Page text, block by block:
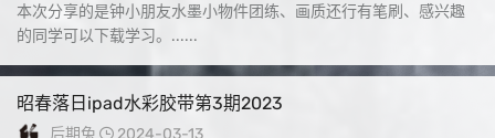
本次分享的是钟小朋友水墨小物件团练、画质还行有笔刷、感兴趣
的同学可以下载学习。......
昭春落日ipad水彩胶带第3期2023
后期兔 2024-03-13